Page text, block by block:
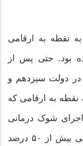
نقطه به ارقامی
بود. حتی پس از
دولت سیزدهم و
به نقطه به ارقامی که
شوک درمانی
۱۴۰۱ نرخ تورم نقطه به نقطه اندکی بیش از ۵۰ درصد